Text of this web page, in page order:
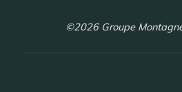
©2026 Groupe